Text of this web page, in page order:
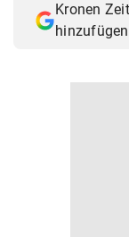
© Krone
Muthgasse 2,
Kronen
hinzufügen